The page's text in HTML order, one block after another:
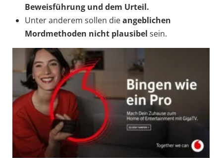
Beweisführung und dem Urteil.
Unter anderem sollen dieangeblichen
Mordmethoden nicht plausibel sein.